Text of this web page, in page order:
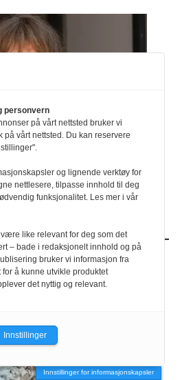
forlandslags­
Innstillinger for informasjonskapsler
personvern
på vårt nettsted bruker vi
på vårt nettsted. Du kan reservere
og lignende verktøy for
nettlesere, tilpasse innhold til deg
funksjonalitet. Les mer i vår
like relevant for deg som det
– bade i redaksjonelt innhold og på
bruker vi informasjon fra
å kunne utvikle produktet
det nyttig og relevant.
Innstillinger